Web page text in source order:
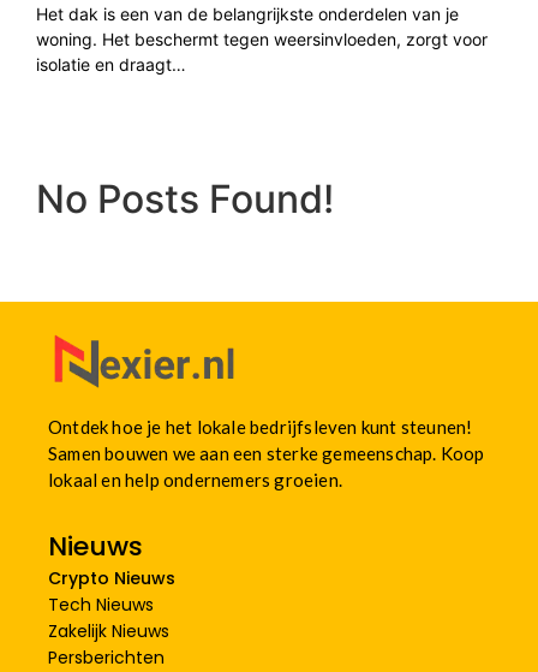
Het dak is een van de belangrijkste onderdelen van je
woning. Het beschermt tegen weersinvloeden, zorgt voor
isolatie en draagt…
No Posts Found!
Ontdek hoe je het lokale bedrijfsleven kunt steunen!
Samen bouwen we aan een sterke gemeenschap. Koop
lokaal en help ondernemers groeien.
Nieuws
Crypto Nieuws
Tech Nieuws
Zakelijk Nieuws
Persberichten